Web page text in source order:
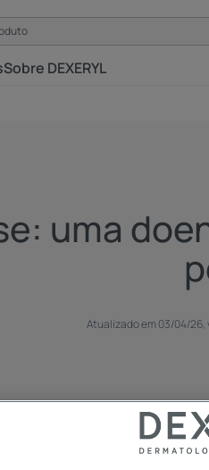
Sobre DEXERYL
uma
Atualizado em 03/04/26,